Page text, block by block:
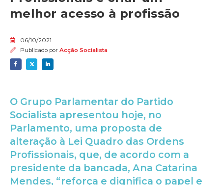
melhor acesso à profissão
06/10/2021
Publicado por Acção Socialista
O Grupo Parlamentar do Partido
Socialista apresentou hoje, no
Parlamento, uma proposta de
alteração à Lei Quadro das Ordens
Profissionais, que, de acordo com a
presidente da bancada, Ana Catarina
Mendes, “reforça e dignifica o papel e